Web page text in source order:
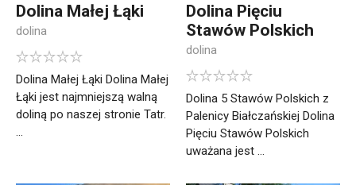
Dolina Małej Łąki
dolina
Dolina Małej Łąki Dolina Małej
Łąki jest najmniejszą walną
doliną po naszej stronie Tatr.
Dolina Pięciu
Stawów Polskich
dolina
Dolina 5 Stawów Polskich z
Palenicy Białczańskiej Dolina
Pięciu Stawów Polskich
uważana jest ...